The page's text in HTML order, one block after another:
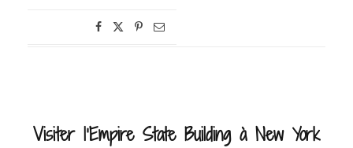
Visiter l’Empire State Building à New York